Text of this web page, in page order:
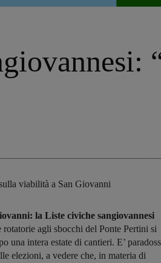
viabilità a San Giovanni
la Liste civiche sangiovannesi
agli sbocchi del Ponte Pertini si
una intera estate di cantieri. E’
elezioni, a vedere che, in materia di